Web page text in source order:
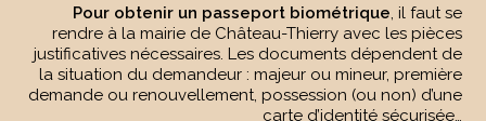
Pour obtenir un passeport biométrique, il faut se
rendre à la mairie de Château-Thierry avec les pièces
justificatives nécessaires. Les documents dépendent de
la situation du demandeur : majeur ou mineur, première
demande ou renouvellement, possession (ou non) d’une
carte d’identité sécurisée…